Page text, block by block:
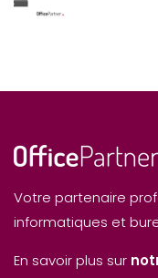
Votre partenaire
informatiques et
En savoir plus sur